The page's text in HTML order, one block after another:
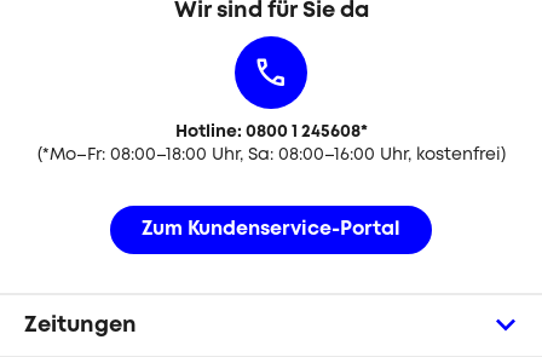
Wir sind für Sie da
Hotline: 0800 1 245608*
(*Mo–Fr: 08:00–18:00 Uhr, Sa: 08:00–16:00 Uhr, kostenfrei)
Zum Kundenservice-Portal
Zeitungen